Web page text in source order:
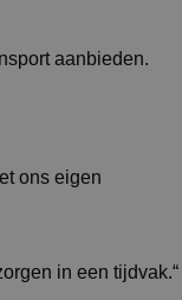
aanbieden.
ons eigen
in een tijdvak.“